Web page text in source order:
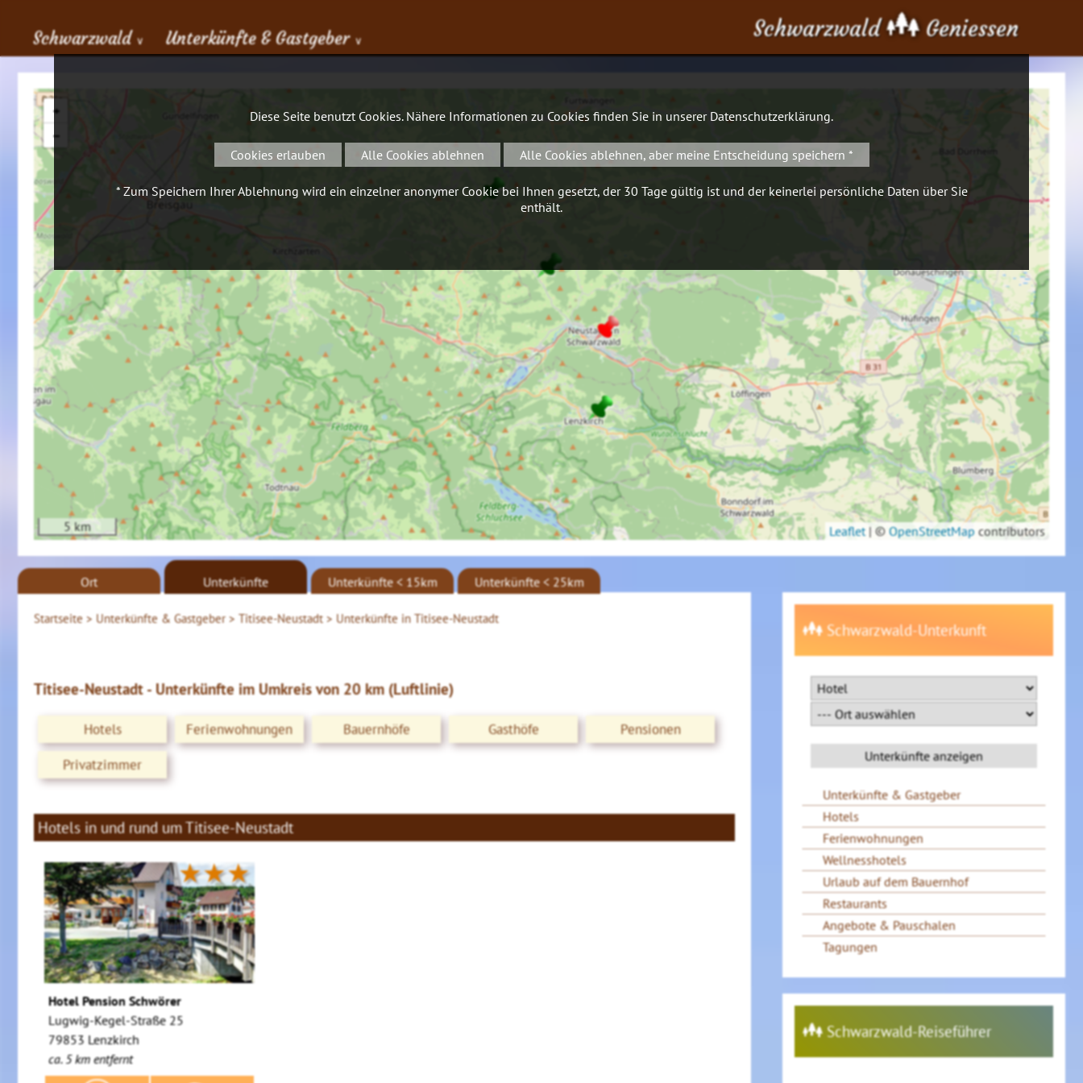
Schwarzwald ∨ Unterkünfte & Gastgeber ∨ Schwarzwald Geniessen
+
−
5 km Leaflet | ©OpenStreetMap contributors
Startseite > Unterkünfte & Gastgeber > Titisee-Neustadt > Unterkünfte in Titisee-Neustadt
Ort Unterkünfte Unterkünfte < 15km Unterkünfte < 25km
Titisee-Neustadt - Unterkünfte im Umkreis von 20 km (Luftlinie)
Hotels Ferienwohnungen Bauernhöfe Gasthöfe
Pensionen
Privatzimmer
Hotels in und rund um Titisee-Neustadt
★★★
Hotel Pension Schwörer
Lugwig-Kegel-Straße 25
79853 Lenzkirch
ca. 5 km entfernt
Schwarzwald-Unterkunft
Unterkünfte & Gastgeber
Hotels
Ferienwohnungen
Wellnesshotels
Urlaub auf dem Bauernhof
Restaurants
Angebote & Pauschalen
Tagungen
Schwarzwald-Reiseführer
Diese Seite benutzt Cookies. Nähere Informationen zu Cookies finden Sie in unserer Datenschutzerklärung.
Cookies erlauben Alle Cookies ablehnen Alle Cookies ablehnen, aber meine Entscheidung speichern *
* Zum Speichern Ihrer Ablehnung wird ein einzelner anonymer Cookie bei Ihnen gesetzt, der 30 Tage gültig ist und der keinerlei persönliche Daten über Sie
enthält.